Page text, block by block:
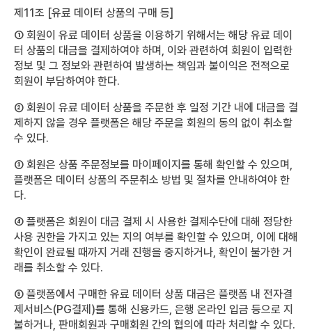
제11조 [유료 데이터 상품의 구매 등]
① 회원이 유료 데이터 상품을 이용하기 위해서는 해당 유료 데이
터 상품의 대금을 결제하여야 하며, 이와 관련하여 회원이 입력한
정보 및 그 정보와 관련하여 발생하는 책임과 불이익은 전적으로
회원이 부담하여야 한다.
② 회원이 유료 데이터 상품을 주문한 후 일정 기간 내에 대금을 결
제하지 않을 경우 플랫폼은 해당 주문을 회원의 동의 없이 취소할
수 있다.
③ 회원은 상품 주문정보를 마이페이지를 통해 확인할 수 있으며,
플랫폼은 데이터 상품의 주문취소 방법 및 절차를 안내하여야 한
다.
④ 플랫폼은 회원이 대금 결제 시 사용한 결제수단에 대해 정당한
사용 권한을 가지고 있는 지의 여부를 확인할 수 있으며, 이에 대해
확인이 완료될 때까지 거래 진행을 중지하거나, 확인이 불가한 거
래를 취소할 수 있다.
⑤ 플랫폼에서 구매한 유료 데이터 상품 대금은 플랫폼 내 전자결
제서비스(PG결제)를 통해 신용카드, 은행 온라인 입금 등으로 지
불하거나, 판매회원과 구매회원 간의 협의에 따라 처리할 수 있다.